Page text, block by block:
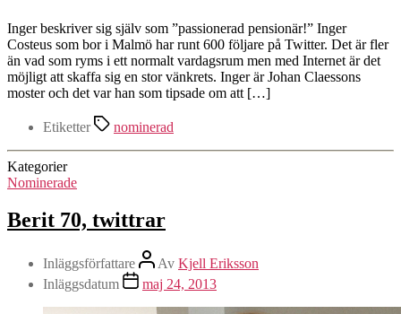
Inger beskriver sig själv som ”passionerad pensionär!” Inger
Costeus som bor i Malmö har runt 600 följare på Twitter. Det är fler
än vad som ryms i ett normalt vardagsrum men med Internet är det
möjligt att skaffa sig en stor vänkrets. Inger är Johan Claessons
moster och det var han som tipsade om att […]
Etiketter nominerad
Kategorier
Nominerade
Berit 70, twittrar
Inläggsförfattare Av Kjell Eriksson
Inläggsdatum
maj 24, 2013